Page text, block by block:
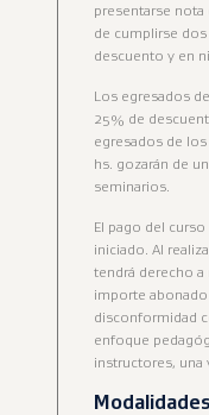
presentarse nota
de cumplirse
descuento y en
Los egresados
25% de
egresados de
hs. gozarán de
seminarios.
El pago del
iniciado. Al
tendrá derecho
importe
disconformidad
enfoque
instructores, una